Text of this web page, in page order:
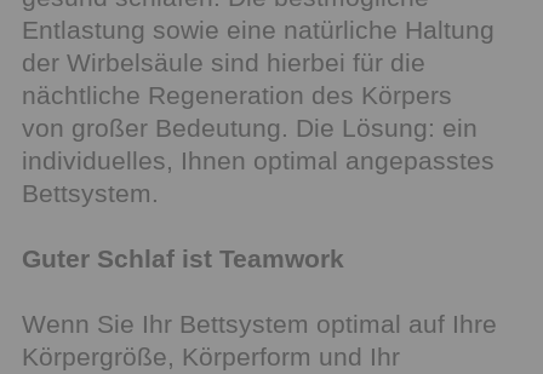
Entlastung sowie eine natürliche Haltung
der Wirbelsäule sind hierbei für die
nächtliche Regeneration des Körpers
von großer Bedeutung. Die Lösung: ein
individuelles, Ihnen optimal angepasstes
Bettsystem.
Guter Schlaf ist Teamwork
Wenn Sie Ihr Bettsystem optimal auf Ihre
Körpergröße, Körperform und Ihr